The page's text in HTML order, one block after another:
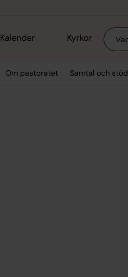
Kalender Kyrkor Sök
Om pastoratet Samtal och stöd